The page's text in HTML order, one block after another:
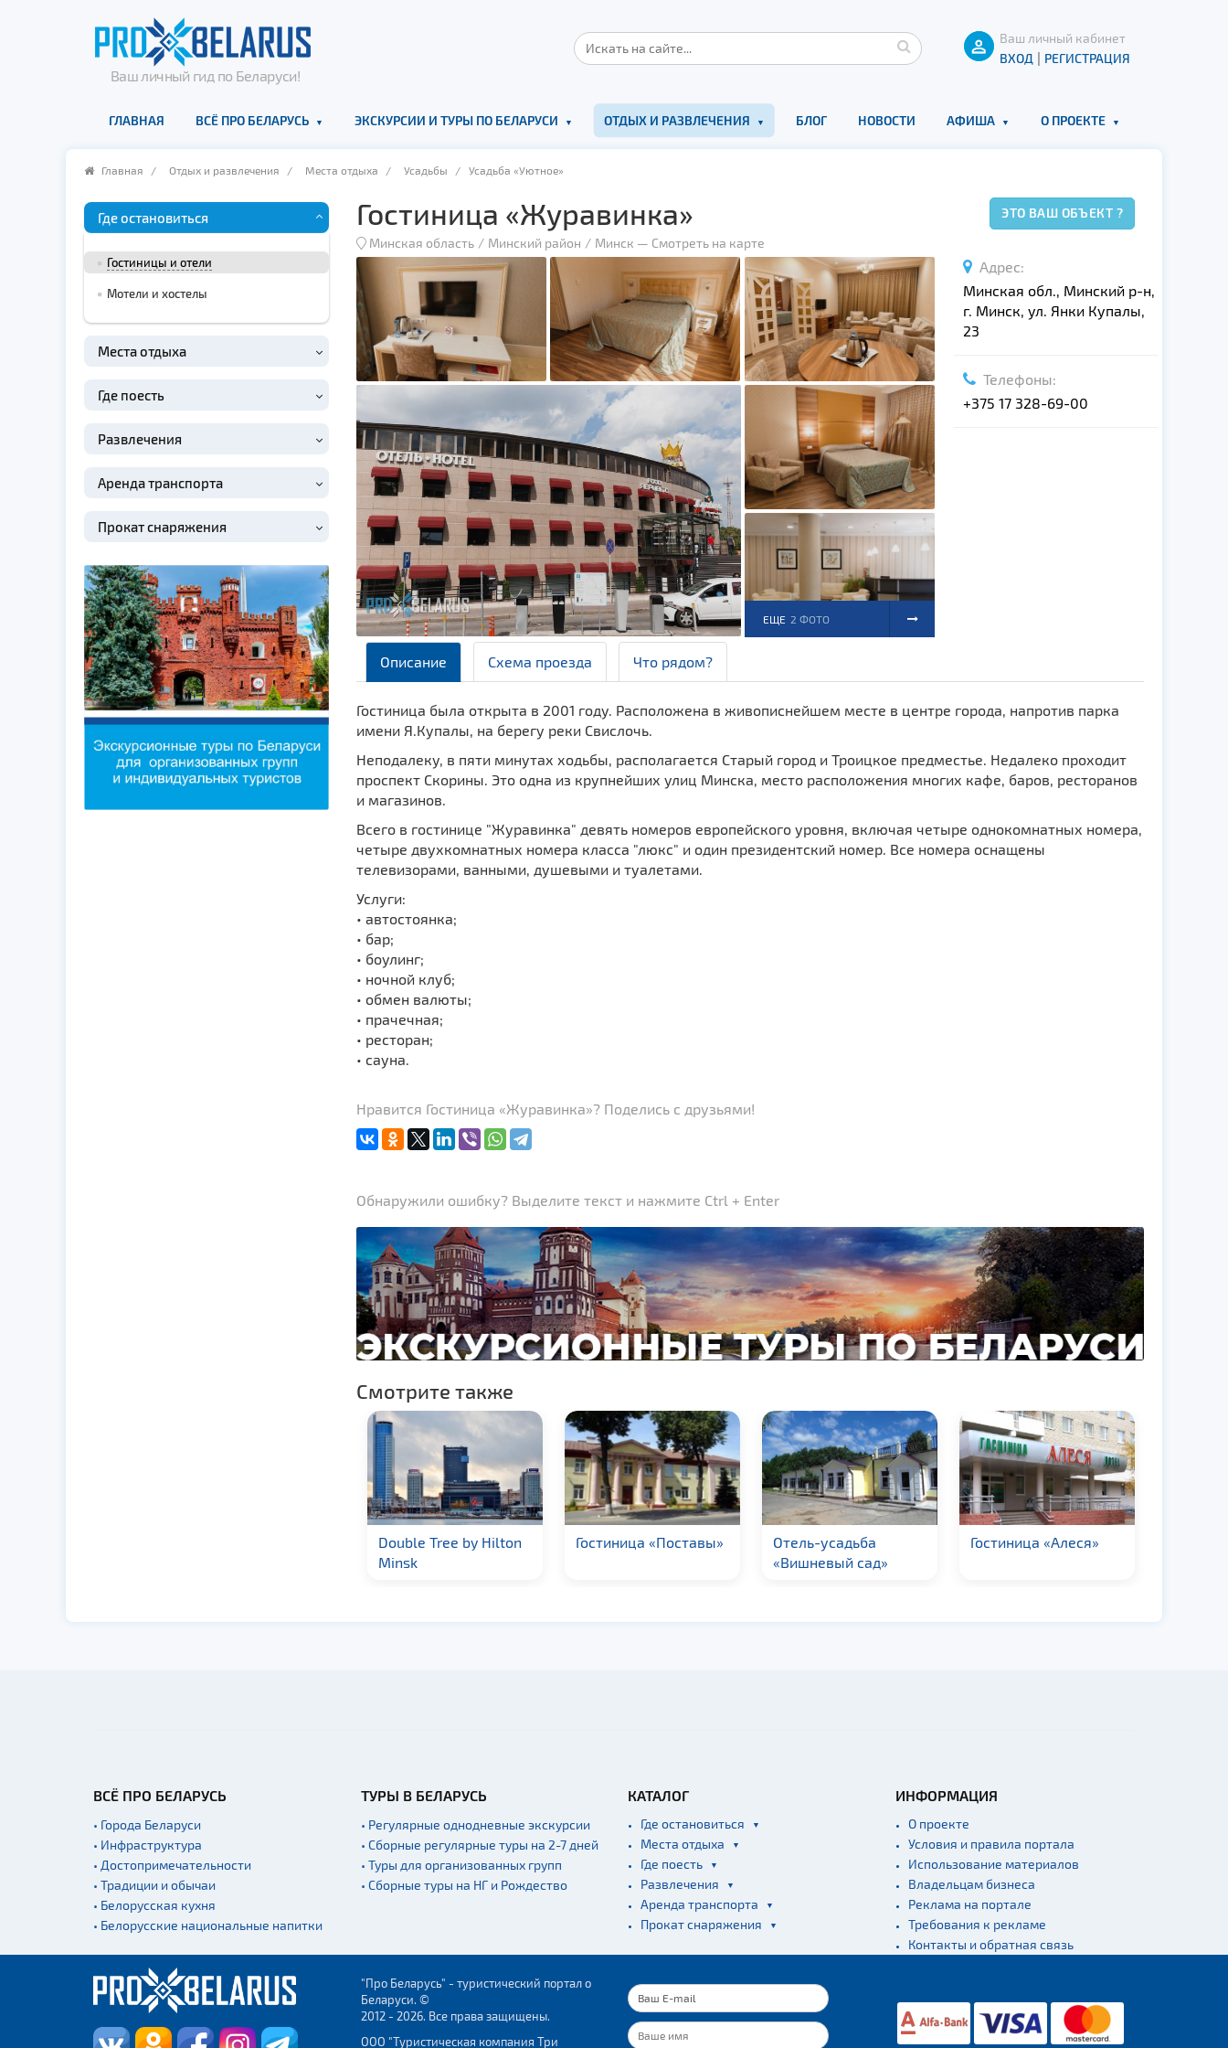
Ваш личный гид по Беларуси!
Ваш личный кабинет
ВХОД | РЕГИСТРАЦИЯ
ГЛАВНАЯ ВСЁ ПРО БЕЛАРУСЬ ЭКСКУРСИИ И ТУРЫ ПО БЕЛАРУСИ ОТДЫХ И РАЗВЛЕЧЕНИЯ БЛОГ НОВОСТИ АФИША О ПРОЕКТЕ
Главная / Отдых и развлечения / Места отдыха / Усадьбы / Усадьба «Уютное»
Где остановиться
Гостиницы и отели
Мотели и хостелы
Места отдыха
Где поесть
Развлечения
Аренда транспорта
Прокат снаряжения
ЭТО ВАШ ОБЪЕКТ ?
Гостиница «Журавинка»
Минская область Минский район Минск — Смотреть на карте
ЕЩЕ 2 ФОТО
Адрес:
Минская обл., Минский р-н,
г. Минск, ул. Янки Купалы,
23
Телефоны:
+375 17 328-69-00
Описание Схема проезда Что рядом?
Гостиница была открыта в 2001 году. Расположена в живописнейшем месте в центре города, напротив парка
имени Я.Купалы, на берегу реки Свислочь.
Неподалеку, в пяти минутах ходьбы, располагается Старый город и Троицкое предместье. Недалеко проходит
проспект Скорины. Это одна из крупнейших улиц Минска, место расположения многих кафе, баров, ресторанов
и магазинов.
Всего в гостинице "Журавинка" девять номеров европейского уровня, включая четыре однокомнатных номера,
четыре двухкомнатных номера класса "люкс" и один президентский номер. Все номера оснащены
телевизорами, ванными, душевыми и туалетами.
Услуги:
• автостоянка;
• бар;
• боулинг;
• ночной клуб;
• обмен валюты;
• прачечная;
• ресторан;
• сауна.
Нравится Гостиница «Журавинка»? Поделись с друзьями!
Обнаружили ошибку? Выделите текст и нажмите Ctrl + Enter
Смотрите также
Double Tree by Hilton
Minsk
Гостиница «Поставы»
Отель-усадьба
«Вишневый сад»
Гостиница «Алеся»
ВСЁ ПРО БЕЛАРУСЬ
• Города Беларуси
• Инфраструктура
• Достопримечательности
• Традиции и обычаи
• Белорусская кухня
• Белорусские национальные напитки
ТУРЫ В БЕЛАРУСЬ
• Регулярные однодневные экскурсии
• Сборные регулярные туры на 2-7 дней
• Туры для организованных групп
• Сборные туры на НГ и Рождество
КАТАЛОГ
Где остановиться
Места отдыха
Где поесть
Развлечения
Аренда транспорта
Прокат снаряжения
ИНФОРМАЦИЯ
О проекте
Условия и правила портала
Использование материалов
Владельцам бизнеса
Реклама на портале
Требования к рекламе
Контакты и обратная связь
"Про Беларусь" - туристический портал о
Беларуси. ©
2012 - 2026. Все права защищены.
ООО "Туристическая компания Три